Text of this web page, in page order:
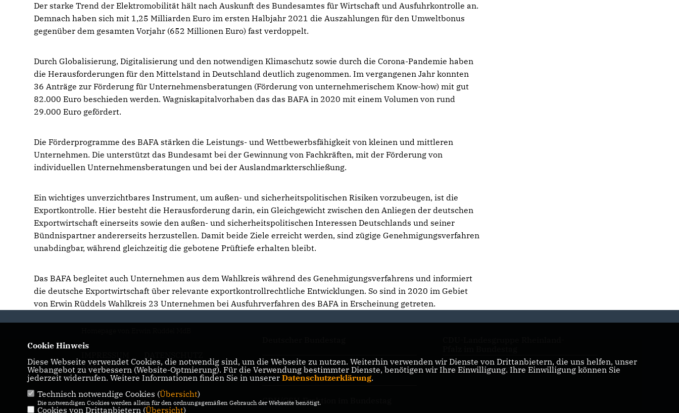
Der starke Trend der Elektromobilität hält nach Auskunft des Bundesamtes für Wirtschaft und Ausfuhrkontrolle an.
Demnach haben sich mit 1,25 Milliarden Euro im ersten Halbjahr 2021 die Auszahlungen für den Umweltbonus
gegenüber dem gesamten Vorjahr (652 Millionen Euro) fast verdoppelt.
Durch Globalisierung, Digitalisierung und den notwendigen Klimaschutz sowie durch die Corona-Pandemie haben
die Herausforderungen für den Mittelstand in Deutschland deutlich zugenommen. Im vergangenen Jahr konnten
36 Anträge zur Förderung für Unternehmensberatungen (Förderung von unternehmerischem Know-how) mit gut
82.000 Euro beschieden werden. Wagniskapitalvorhaben das das BAFA in 2020 mit einem Volumen von rund
29.000 Euro gefördert.
Die Förderprogramme des BAFA stärken die Leistungs- und Wettbewerbsfähigkeit von kleinen und mittleren
Unternehmen. Die unterstützt das Bundesamt bei der Gewinnung von Fachkräften, mit der Förderung von
individuellen Unternehmensberatungen und bei der Auslandmarkterschließung.
Ein wichtiges unverzichtbares Instrument, um außen- und sicherheitspolitischen Risiken vorzubeugen, ist die
Exportkontrolle. Hier besteht die Herausforderung darin, ein Gleichgewicht zwischen den Anliegen der deutschen
Exportwirtschaft einerseits sowie den außen- und sicherheitspolitischen Interessen Deutschlands und seiner
Bündnispartner andererseits herzustellen. Damit beide Ziele erreicht werden, sind zügige Genehmigungsverfahren
unabdingbar, während gleichzeitig die gebotene Prüftiefe erhalten bleibt.
Das BAFA begleitet auch Unternehmen aus dem Wahlkreis während des Genehmigungsverfahrens und informiert
die deutsche Exportwirtschaft über relevante exportkontrollrechtliche Entwicklungen. So sind in 2020 im Gebiet
von Erwin Rüddels Wahlkreis 23 Unternehmen bei Ausfuhrverfahren des BAFA in Erscheinung getreten.
KONTAKT
CDU Deutschlands
CDU/CSU-Fraktion im Bundestag
CDU Rheinland-Pfalz
Cookie Hinweis
Diese Webseite verwendet Cookies, die notwendig sind, um die Webseite zu nutzen. Weiterhin verwenden wir Dienste von Drittanbietern, die uns helfen, unser
Webangebot zu verbessern (Website-Optmierung). Für die Verwendung bestimmter Dienste, benötigen wir Ihre Einwilligung. Ihre Einwilligung können Sie
jederzeit widerrufen. Weitere Informationen finden Sie in unserer Datenschutzerklärung.
Technisch notwendige Cookies (Übersicht)
Die notwendigen Cookies werden allein für den ordnungsgemäßen Gebrauch der Webseite benötigt.
Cookies von Drittanbietern (Übersicht)